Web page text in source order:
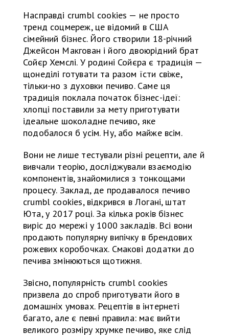
Насправді сrumbl cookies — не просто
тренд соцмереж, це відомий в США
сімейний бізнес. Його створили 18-річний
Джейсон Макгован і його двоюрідний брат
Сойєр Хемслі. У родині Сойєра є традиція —
щонеділі готувати та разом їсти свіже,
тільки-но з духовки печиво. Саме ця
традиція поклала початок бізнес-ідеї:
хлопці поставили за мету приготувати
ідеальне шоколадне печиво, яке
подобалося б усім. Ну, або майже всім.
Вони не лише тестували різні рецепти, але й
вивчали теорію, досліджували взаємодію
компонентів, знайомилися з тонкощами
процесу. Заклад, де продавалося печиво
сrumbl cookies, відкрився в Логані, штат
Юта, у 2017 році. За кілька років бізнес
виріс до мережі у 1000 закладів. Всі вони
продають популярну випічку в брендових
рожевих коробочках. Смакові додатки до
печива змінюються щотижня.
Звісно, популярність сrumbl cookies
призвела до спроб приготувати його в
домашніх умовах. Рецептів в інтернеті
багато, але є певні правила: має вийти
великого розміру хрумке печиво, яке слід